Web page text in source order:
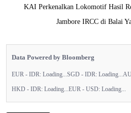
KAI Perkenalkan Lokomotif Hasil
Jambore IRCC di Balai
Data Powered by Bloomberg
EUR - IDR: Loading... SGD - IDR: Loading...
HKD - IDR: Loading... EUR - USD: Loading...